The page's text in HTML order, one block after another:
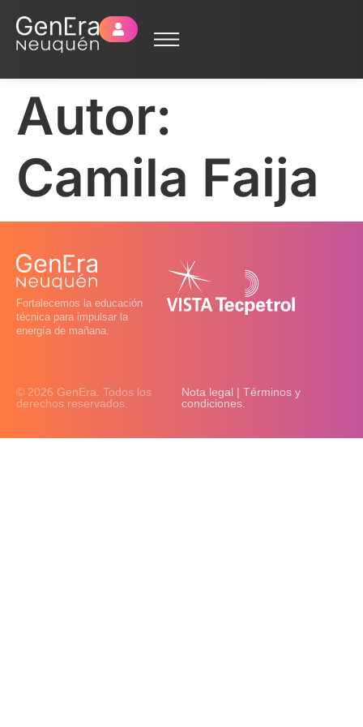
Autor:
Camila Faija
Fortalecemos la educación
técnica para impulsar la
energía de mañana.
© 2026 GenEra. Todos los
derechos reservados.
Nota legal | Términos y
condiciones.